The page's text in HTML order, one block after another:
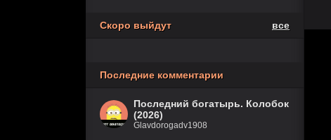
Скоро выйдут все
Последние комментарии
Последний богатырь. Колобок
(2026)
Glavdorogadv1908